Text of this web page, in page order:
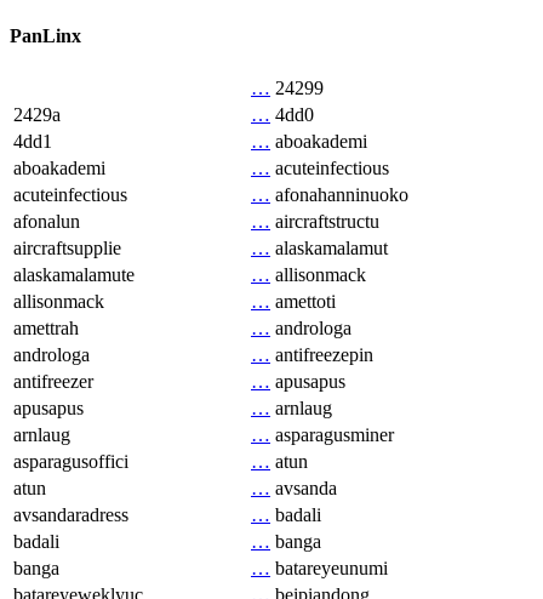
PanLinx
… 24299
2429a
… 4dd0
4dd1
… aboakademi
aboakademi
… acuteinfectious
acuteinfectious
… afonahanninuoko
afonalun
… aircraftstructu
aircraftsupplie
… alaskamalamut
alaskamalamute
… allisonmack
allisonmack
… amettoti
amettrah
… androloga
androloga
… antifreezepin
antifreezer
… apusapus
apusapus
… arnlaug
arnlaug
… asparagusminer
asparagusoffici
… atun
atun
… avsanda
avsandaradress
… badali
badali
… banga
banga
… batareyeunumi
batareyeweklyuc
… beipiandong